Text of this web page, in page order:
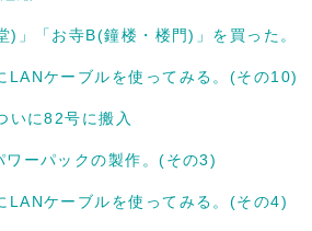
)」「お寺B(鐘楼・楼門)」を買った。
LANケーブルを使ってみる。(その10)
いに82号に搬入
ーパックの製作。(その3)
LANケーブルを使ってみる。(その4)